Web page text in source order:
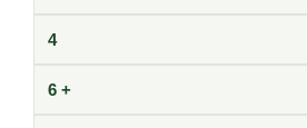
4
6 +